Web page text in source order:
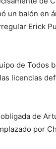
un balón en
Erick
de Todos
licencias
de
por